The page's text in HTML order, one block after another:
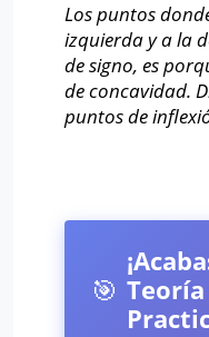
Los puntos
izquierda y a la
de signo, es
de concavidad.
puntos de
🎯